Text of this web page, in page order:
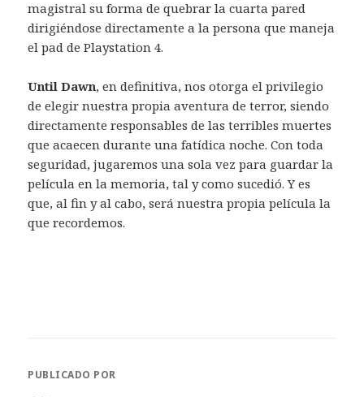
magistral su forma de quebrar la cuarta pared
dirigiéndose directamente a la persona que maneja
el pad de Playstation 4.
Until Dawn, en definitiva, nos otorga el privilegio
de elegir nuestra propia aventura de terror, siendo
directamente responsables de las terribles muertes
que acaecen durante una fatídica noche. Con toda
seguridad, jugaremos una sola vez para guardar la
película en la memoria, tal y como sucedió. Y es
que, al fin y al cabo, será nuestra propia película la
que recordemos.
PUBLICADO POR